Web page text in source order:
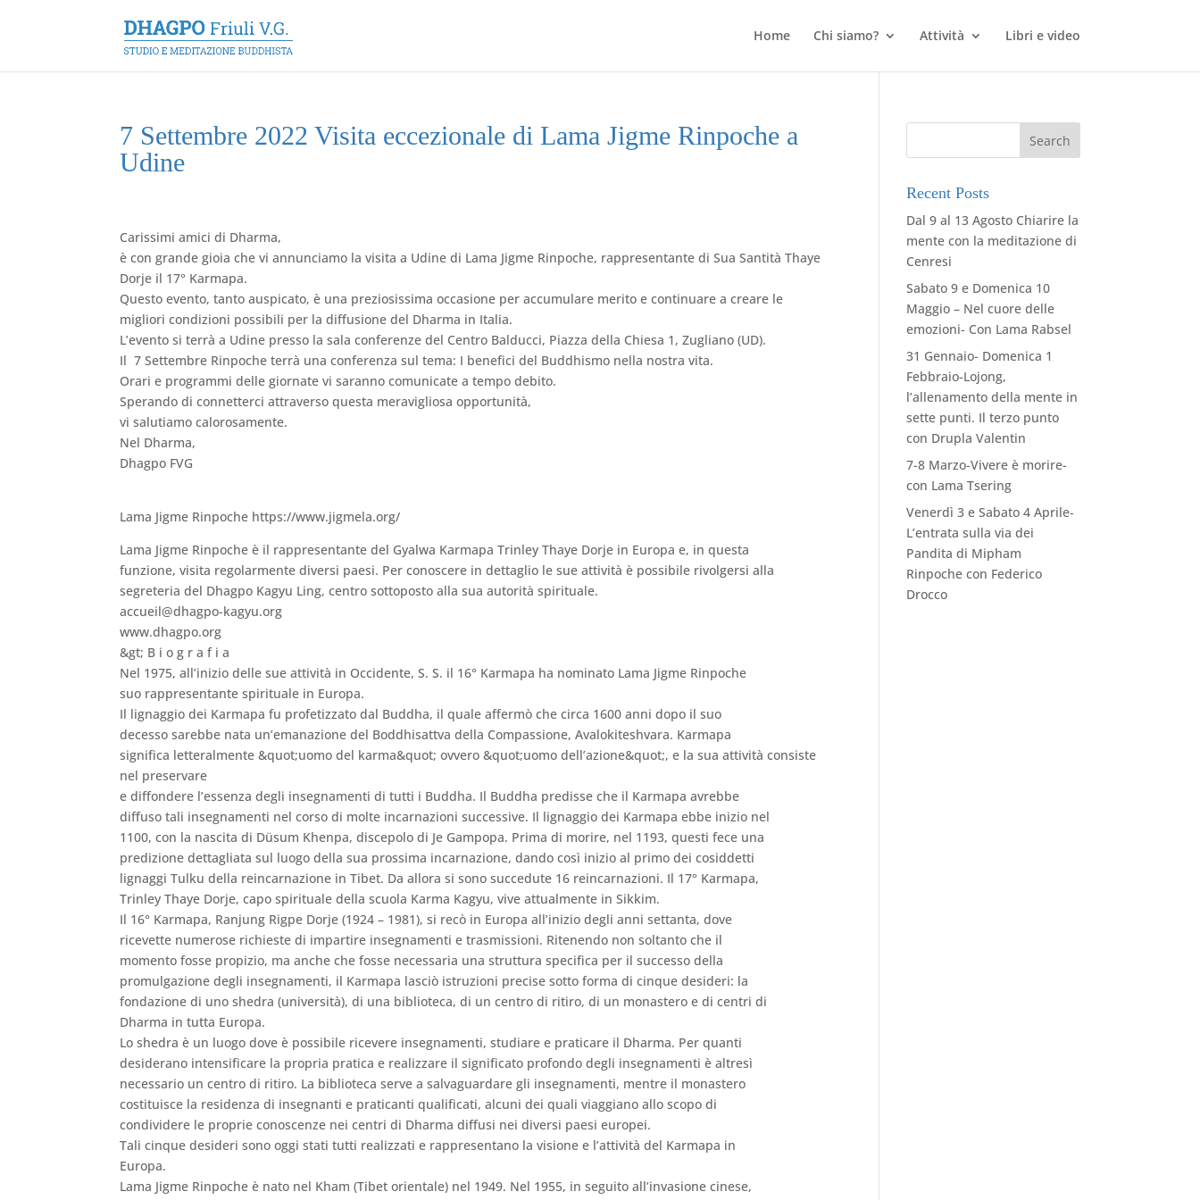
Home Chi siamo? Attività Libri e video
7 Settembre 2022 Visita eccezionale di Lama Jigme Rinpoche a
Udine
Carissimi amici di Dharma,​
è con grande gioia che vi annunciamo la visita a Udine di Lama Jigme Rinpoche, rappresentante di Sua Santità Thaye
Dorje il 17° Karmapa.
Questo evento, tanto auspicato, è una preziosissima occasione per accumulare merito e continuare a creare le
migliori condizioni possibili per la diffusione del Dharma in Italia.
L’evento si terrà a Udine presso la sala conferenze del Centro Balducci, Piazza della Chiesa 1, Zugliano (UD).
Il 7 Settembre Rinpoche terrà una conferenza sul tema: I benefici del Buddhismo nella nostra vita.
Orari e programmi delle giornate vi saranno comunicate a tempo debito.
Sperando di connetterci attraverso questa meravigliosa opportunità,​
vi salutiamo calorosamente.
Nel Dharma,
Dhagpo FVG
Lama Jigme Rinpoche https://www.jigmela.org/
Lama Jigme Rinpoche è il rappresentante del Gyalwa Karmapa Trinley Thaye Dorje in Europa e, in questa
funzione, visita regolarmente diversi paesi. Per conoscere in dettaglio le sue attività è possibile rivolgersi alla
segreteria del Dhagpo Kagyu Ling, centro sottoposto alla sua autorità spirituale.
accueil@dhagpo-kagyu.org
www.dhagpo.org
&gt; B i o g r a f i a
Nel 1975, all’inizio delle sue attività in Occidente, S. S. il 16° Karmapa ha nominato Lama Jigme Rinpoche
suo rappresentante spirituale in Europa.
Il lignaggio dei Karmapa fu profetizzato dal Buddha, il quale affermò che circa 1600 anni dopo il suo
decesso sarebbe nata un’emanazione del Boddhisattva della Compassione, Avalokiteshvara. Karmapa
significa letteralmente &quot;uomo del karma&quot; ovvero &quot;uomo dell’azione&quot;, e la sua attività consiste
nel preservare
e diffondere l’essenza degli insegnamenti di tutti i Buddha. Il Buddha predisse che il Karmapa avrebbe
diffuso tali insegnamenti nel corso di molte incarnazioni successive. Il lignaggio dei Karmapa ebbe inizio nel
1100, con la nascita di Düsum Khenpa, discepolo di Je Gampopa. Prima di morire, nel 1193, questi fece una
predizione dettagliata sul luogo della sua prossima incarnazione, dando così inizio al primo dei cosiddetti
lignaggi Tulku della reincarnazione in Tibet. Da allora si sono succedute 16 reincarnazioni. Il 17° Karmapa,
Trinley Thaye Dorje, capo spirituale della scuola Karma Kagyu, vive attualmente in Sikkim.
Il 16° Karmapa, Ranjung Rigpe Dorje (1924 – 1981), si recò in Europa all’inizio degli anni settanta, dove
ricevette numerose richieste di impartire insegnamenti e trasmissioni. Ritenendo non soltanto che il
momento fosse propizio, ma anche che fosse necessaria una struttura specifica per il successo della
promulgazione degli insegnamenti, il Karmapa lasciò istruzioni precise sotto forma di cinque desideri: la
fondazione di uno shedra (università), di una biblioteca, di un centro di ritiro, di un monastero e di centri di
Dharma in tutta Europa.
Lo shedra è un luogo dove è possibile ricevere insegnamenti, studiare e praticare il Dharma. Per quanti
desiderano intensificare la propria pratica e realizzare il significato profondo degli insegnamenti è altresì
necessario un centro di ritiro. La biblioteca serve a salvaguardare gli insegnamenti, mentre il monastero
costituisce la residenza di insegnanti e praticanti qualificati, alcuni dei quali viaggiano allo scopo di
condividere le proprie conoscenze nei centri di Dharma diffusi nei diversi paesi europei.
Tali cinque desideri sono oggi stati tutti realizzati e rappresentano la visione e l’attività del Karmapa in
Europa.
Lama Jigme Rinpoche è nato nel Kham (Tibet orientale) nel 1949. Nel 1955, in seguito all’invasione cinese,
Recent Posts
Dal 9 al 13 Agosto Chiarire la
mente con la meditazione di
Cenresi
Sabato 9 e Domenica 10
Maggio – Nel cuore delle
emozioni- Con Lama Rabsel
31 Gennaio- Domenica 1
Febbraio-Lojong,
l’allenamento della mente in
sette punti. Il terzo punto
con Drupla Valentin
7-8 Marzo-Vivere è morire-
con Lama Tsering
Venerdì 3 e Sabato 4 Aprile-
L’entrata sulla via dei
Pandita di Mipham
Rinpoche con Federico
Drocco